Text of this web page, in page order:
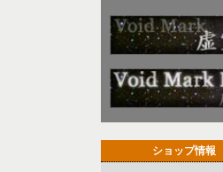
ショップ情報